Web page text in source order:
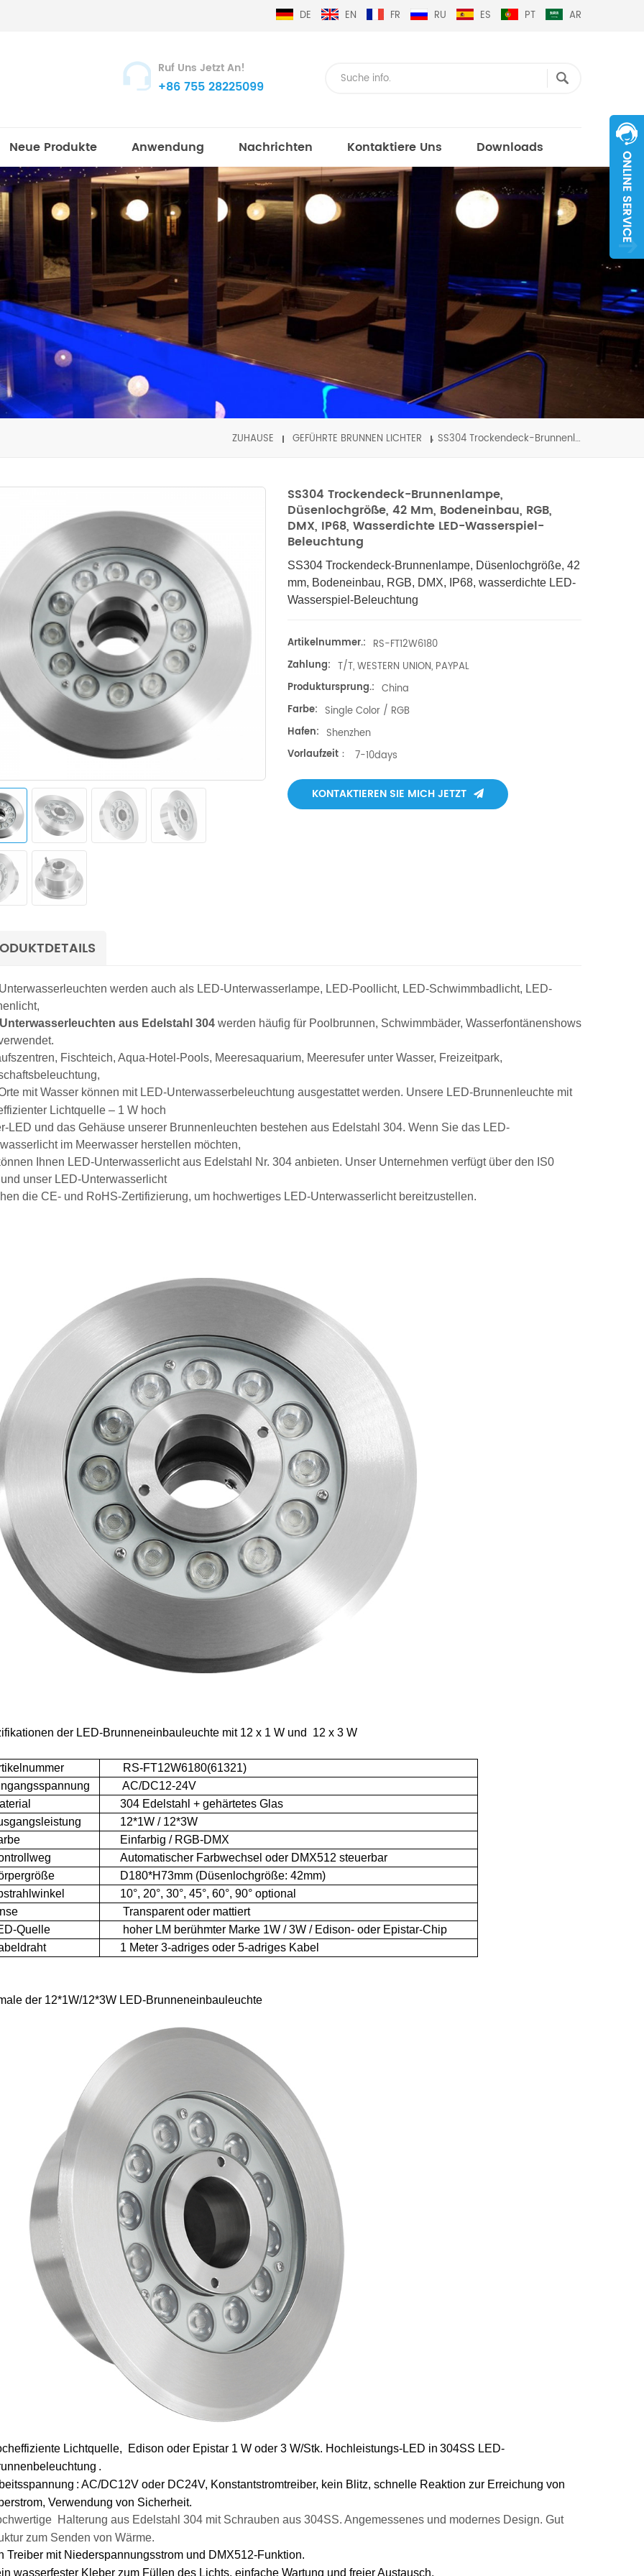
DE EN FR RU ES PT AR
Ruf Uns Jetzt An!
+86 755 28225099
Neue Produkte Anwendung Nachrichten Kontaktiere Uns Downloads
ZUHAUSE GEFÜHRTE BRUNNEN LICHTER SS304 Trockendeck-Brunnenlampe, Düsenlochgröße, 42 mm, Bodeneinbau, RGB, DMX, IP68, wasserdichte LED-Wasserspiel-Beleuchtung
SS304 Trockendeck-Brunnenlampe,
Düsenlochgröße, 42 Mm, Bodeneinbau, RGB,
DMX, IP68, Wasserdichte LED-Wasserspiel-
Beleuchtung
SS304 Trockendeck-Brunnenlampe, Düsenlochgröße, 42
mm, Bodeneinbau, RGB, DMX, IP68, wasserdichte LED-
Wasserspiel-Beleuchtung
Artikelnummer.: RS-FT12W6180
Zahlung: T/T, WESTERN UNION, PAYPAL
Produktursprung.: China
Farbe: Single Color / RGB
Hafen: Shenzhen
Vorlaufzeit：
7-10days
KONTAKTIEREN SIE MICH JETZT
werden auch als LED-Unterwasserlampe, LED-Poollicht, LED-Schwimmbadlicht, LED-
aus Edelstahl 304 werden häufig für Poolbrunnen, Schwimmbäder, Wasserfontänenshows
Fischteich, Aqua-Hotel-Pools, Meeresaquarium, Meeresufer unter Wasser, Freizeitpark,
mit Wasser können mit LED-Unterwasserbeleuchtung ausgestattet werden. Unsere LED-Brunnenleuchte mit
Lichtquelle – 1 W hoch
LED und das Gehäuse unserer Brunnenleuchten bestehen aus Edelstahl 304. Wenn Sie das LED-
im Meerwasser herstellen möchten,
Ihnen LED-Unterwasserlicht aus Edelstahl Nr. 304 anbieten. Unser Unternehmen verfügt über den IS0
unser LED-Unterwasserlicht
die CE- und RoHS-Zertifizierung, um hochwertiges LED-Unterwasserlicht bereitzustellen.
der LED-Brunneneinbauleuchte mit 12 x 1 W und 12 x 3 W
RS-FT12W6180(61321)
AC/DC12-24V
304 Edelstahl + gehärtetes Glas
12*1W / 12*3W
Einfarbig / RGB-DMX
Automatischer Farbwechsel oder DMX512 steuerbar
D180*H73mm (Düsenlochgröße: 42mm)
10°, 20°, 30°, 45°, 60°, 90° optional
Transparent oder mattiert
Quelle
hoher LM berühmter Marke 1W / 3W / Edison- oder Epistar-Chip
1 Meter 3-adriges oder 5-adriges Kabel
der 12*1W/12*3W LED-Brunneneinbauleuchte
Lichtquelle, Edison oder Epistar 1 W oder 3 W/Stk. Hochleistungs-LED in 304SS LED-
.
: AC/DC12V oder DC24V, Konstantstromtreiber, kein Blitz, schnelle Reaktion zur Erreichung von
Verwendung von Sicherheit.
Halterung aus Edelstahl 304 mit Schrauben aus 304SS. Angemessenes und modernes Design. Gut
zum Senden von Wärme.
Treiber mit Niederspannungsstrom und DMX512-Funktion.
wasserfester Kleber zum Füllen des Lichts, einfache Wartung und freier Austausch.